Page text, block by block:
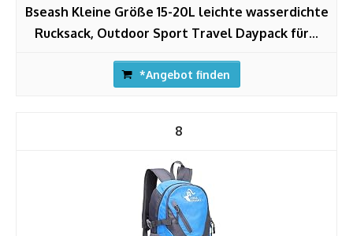
Bseash Kleine Größe 15-20L leichte wasserdichte
Rucksack, Outdoor Sport Travel Daypack für...
*Angebot finden
8